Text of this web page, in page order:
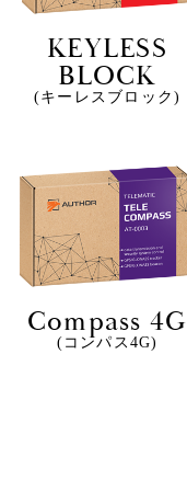
KEYLESS
BLOCK
(キーレスブロック)
Compass 4G
(コンパス4G)